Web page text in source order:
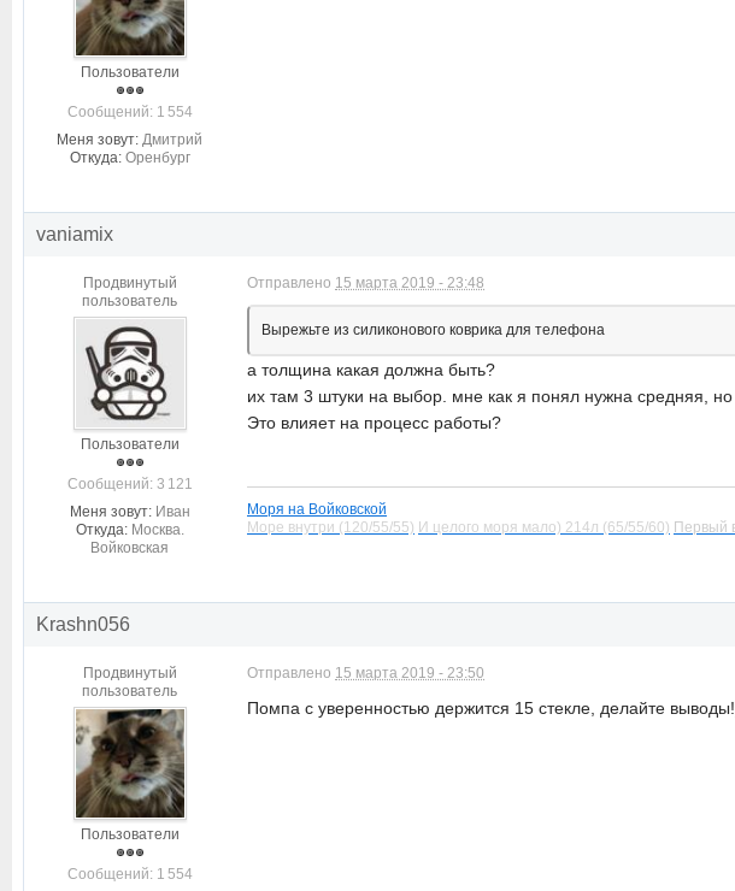
Пользователи
Cообщений: 1 554
Меня зовут: Дмитрий
Откуда: Оренбург
vaniamix
Продвинутый
пользователь
Пользователи
Cообщений: 3 121
Меня зовут: Иван
Откуда: Москва.
Войковская
Отправлено 15 марта 2019 - 23:48
Вырежьте из силиконового коврика для телефона
а толщина какая должна быть?
их там 3 штуки на выбор. мне как я понял нужна средняя,
Это влияет на процесс работы?
Моря на Войковской
Море внутри (120/55/55) И целого моря мало) 214л (65/55/60) Первый
Krashn056
Продвинутый
пользователь
Пользователи
Cообщений: 1 554
Отправлено 15 марта 2019 - 23:50
Помпа с уверенностью держится 15 стекле, делайте